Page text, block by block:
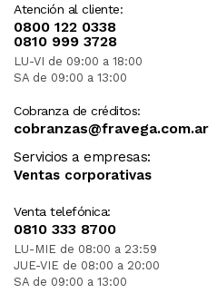
Atención al cliente:
0800 122 0338
0810 999 3728
LU-VI de 09:00 a 18:00
SA de 09:00 a 13:00
Cobranza de créditos:
cobranzas@fravega.com.ar
Servicios a empresas:
Ventas corporativas
Venta telefónica:
0810 333 8700
LU-MIE de 08:00 a 23:59
JUE-VIE de 08:00 a 20:00
SA de 09:00 a 13:00